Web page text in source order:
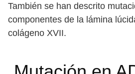
También se han descrito
componentes de la lámina
colágeno XVII.